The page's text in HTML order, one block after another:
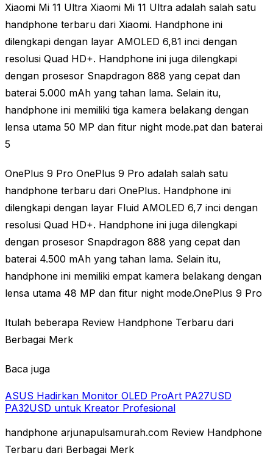
Xiaomi Mi 11 Ultra Xiaomi Mi 11 Ultra adalah salah satu
handphone terbaru dari Xiaomi. Handphone ini
dilengkapi dengan layar AMOLED 6,81 inci dengan
resolusi Quad HD+. Handphone ini juga dilengkapi
dengan prosesor Snapdragon 888 yang cepat dan
baterai 5.000 mAh yang tahan lama. Selain itu,
handphone ini memiliki tiga kamera belakang dengan
lensa utama 50 MP dan fitur night mode.pat dan baterai
5
OnePlus 9 Pro OnePlus 9 Pro adalah salah satu
handphone terbaru dari OnePlus. Handphone ini
dilengkapi dengan layar Fluid AMOLED 6,7 inci dengan
resolusi Quad HD+. Handphone ini juga dilengkapi
dengan prosesor Snapdragon 888 yang cepat dan
baterai 4.500 mAh yang tahan lama. Selain itu,
handphone ini memiliki empat kamera belakang dengan
lensa utama 48 MP dan fitur night mode.OnePlus 9 Pro
Itulah beberapa Review Handphone Terbaru dari
Berbagai Merk
Baca juga
ASUS Hadirkan Monitor OLED ProArt PA27USD
PA32USD untuk Kreator Profesional
handphone arjunapulsamurah.com Review Handphone
Terbaru dari Berbagai Merk